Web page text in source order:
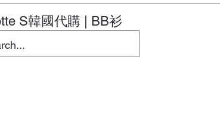
S韓國代購 | BB衫